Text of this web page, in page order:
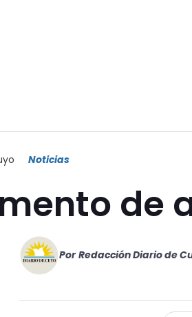
Noticias
de
Por Redacción Diario de